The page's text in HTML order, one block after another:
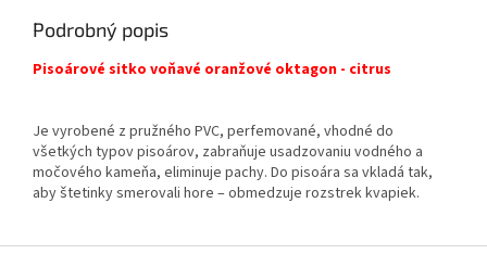
Podrobný popis
Pisoárové sitko voňavé oranžové oktagon - citrus
Je vyrobené z pružného PVC, perfemované, vhodné do
všetkých typov pisoárov, zabraňuje usadzovaniu vodného a
močového kameňa, eliminuje pachy. Do pisoára sa vkladá tak,
aby štetinky smerovali hore – obmedzuje rozstrek kvapiek.